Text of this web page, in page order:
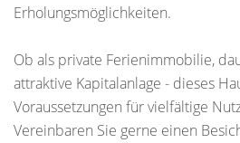
Erholungsmöglichkeiten.
Ob als private Ferienimmobilie,
attraktive Kapitalanlage - dieses
Voraussetzungen für vielfältige
Vereinbaren Sie gerne einen